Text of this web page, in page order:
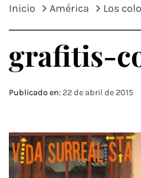
Inicio América Los
grafitis-
Publicado en: 22 de abril de 2015